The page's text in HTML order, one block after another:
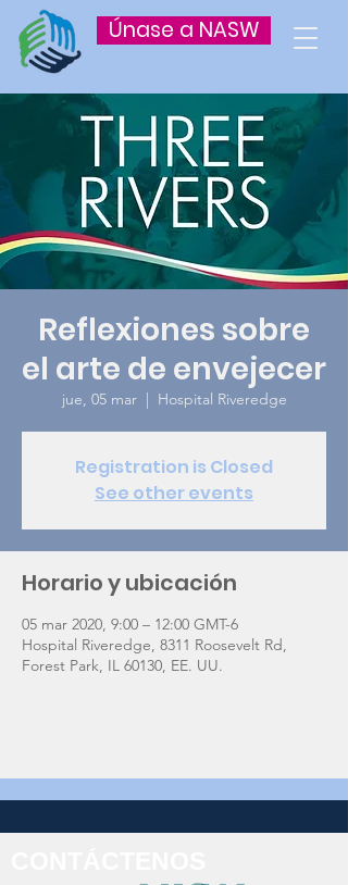
Únase a NASW
Reflexiones sobre
el arte de envejecer
jue, 05 mar
  |
Hospital Riveredge
Registration is Closed
See other events
Horario y ubicación
05 mar 2020, 9:00 – 12:00 GMT-6
Hospital Riveredge, 8311 Roosevelt Rd,
Forest Park, IL 60130, EE. UU.